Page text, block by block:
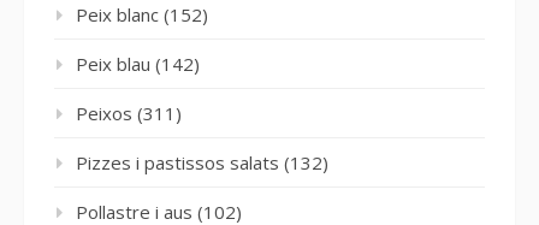
Peix blanc (152)
Peix blau (142)
Peixos (311)
Pizzes i pastissos salats (132)
Pollastre i aus (102)